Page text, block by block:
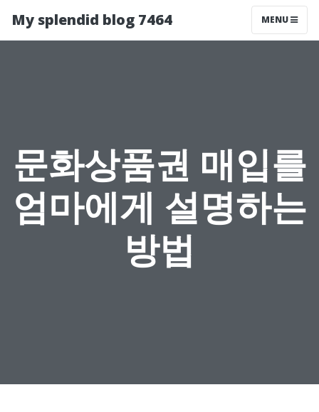
My splendid blog 7464 MENU
문화상품권 매입를
엄마에게 설명하는
방법